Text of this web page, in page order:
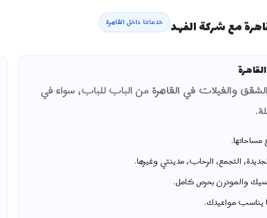
مع شركة الفهد خدماتنا داخل القاهرة
والفيلات في القاهرةمن الباب للباب، سواء في
التجمع، الرحاب، مدينتي وغيرها.
والمودرن بحرص كامل.
يناسب مواعيدك.